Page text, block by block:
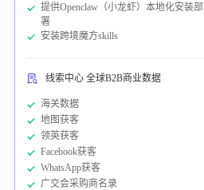
提供Openclaw（小龙虾）本地化安装部
署
安装跨境魔方skills
线索中心 全球B2B商业数据
海关数据
地图获客
领英获客
Facebook获客
WhatsApp获客
广交会采购商名录